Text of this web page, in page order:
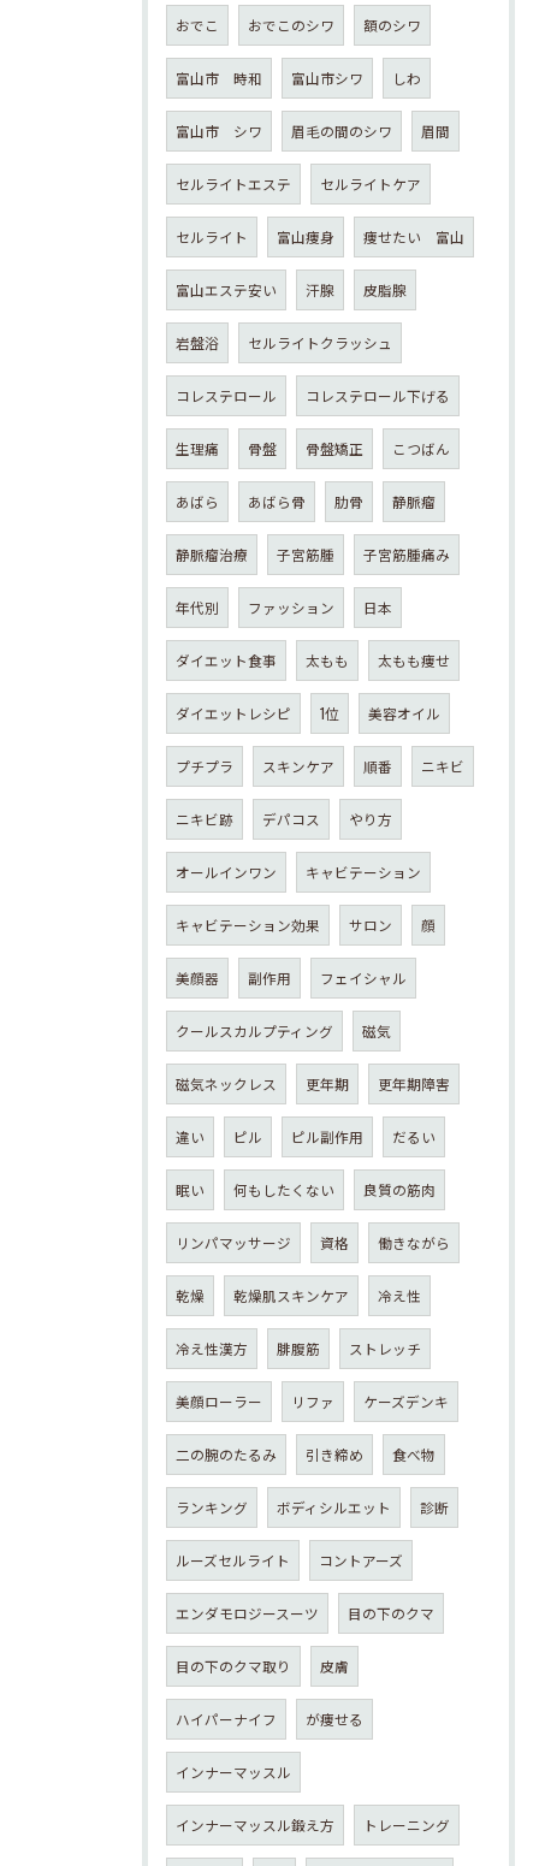
おでこ おでこのシワ 額のシワ
富山市 時和 富山市シワ しわ
富山市 シワ 眉毛の間のシワ 眉間
セルライトエステ セルライトケア
セルライト 富山痩身 痩せたい 富山
富山エステ安い 汗腺 皮脂腺
岩盤浴 セルライトクラッシュ
コレステロール コレステロール下げる
生理痛 骨盤 骨盤矯正 こつばん
あばら あばら骨 肋骨 静脈瘤
静脈瘤治療 子宮筋腫 子宮筋腫痛み
年代別 ファッション 日本
ダイエット食事 太もも 太もも痩せ
ダイエットレシピ 1位 美容オイル
プチプラ スキンケア 順番 ニキビ
ニキビ跡 デパコス やり方
オールインワン キャビテーション
キャビテーション効果 サロン 顔
美顔器 副作用 フェイシャル
クールスカルプティング 磁気
磁気ネックレス 更年期 更年期障害
違い ピル ピル副作用 だるい
眠い 何もしたくない 良質の筋肉
リンパマッサージ 資格 働きながら
乾燥 乾燥肌スキンケア 冷え性
冷え性漢方 腓腹筋 ストレッチ
美顔ローラー リファ ケーズデンキ
二の腕のたるみ 引き締め 食べ物
ランキング ボディシルエット 診断
ルーズセルライト コントアーズ
エンダモロジースーツ 目の下のクマ
目の下のクマ取り 皮膚
ハイパーナイフ が痩せる
インナーマッスル
インナーマッスル鍛え方 トレーニング